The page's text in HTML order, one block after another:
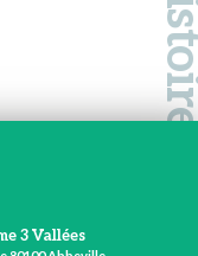
3 Vallées